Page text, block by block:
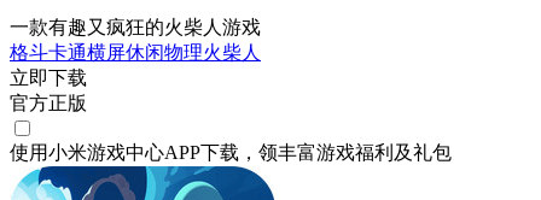
一款有趣又疯狂的火柴人游戏
格斗卡通横屏休闲物理火柴人
立即下载
官方正版
使用小米游戏中心APP下载 ，领丰富游戏福利 及礼包